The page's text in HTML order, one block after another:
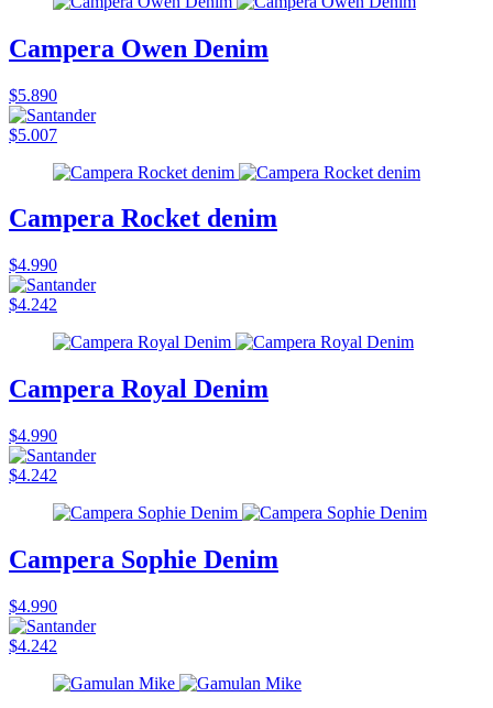
Campera Owen Denim
$5.890
$5.007
Campera Rocket denim
$4.990
$4.242
Campera Royal Denim
$4.990
$4.242
Campera Sophie Denim
$4.990
$4.242